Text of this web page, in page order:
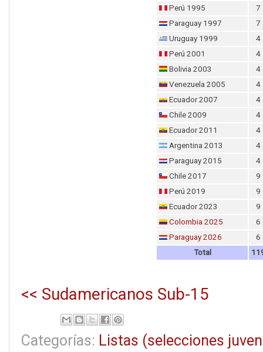
Perú 1995
7
Paraguay 1997
7
Uruguay 1999
4
Perú 2001
4
Bolivia 2003
4
Venezuela 2005
4
Ecuador 2007
4
Chile 2009
4
Ecuador 2011
4
Argentina 2013
4
Paraguay 2015
4
Chile 2017
9
Perú 2019
9
Ecuador 2023
9
Colombia 2025
6
Paraguay 2026
6
Total
<< Sudamericanos Sub-15
Categorías: Listas (selecciones